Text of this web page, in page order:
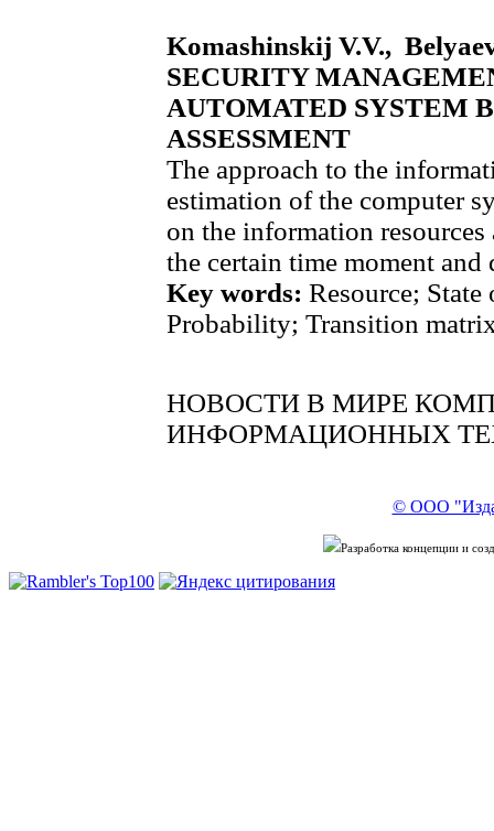
Komashinskij V.V.,
SECURITY
AUTOMATED SYSTEM
ASSESSMENT
The approach to the
estimation of the computer
on the information
the certain time moment
Key words: Resource;
Probability; Transition
НОВОСТИ В МИРЕ
ИНФОРМАЦИОННЫХ
© ООО
Разработка концепции и